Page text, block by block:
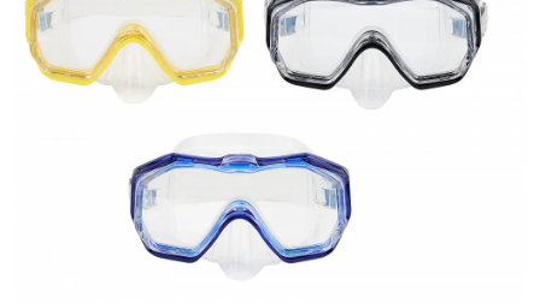
Бассейн
сёрфинг
Подарочные